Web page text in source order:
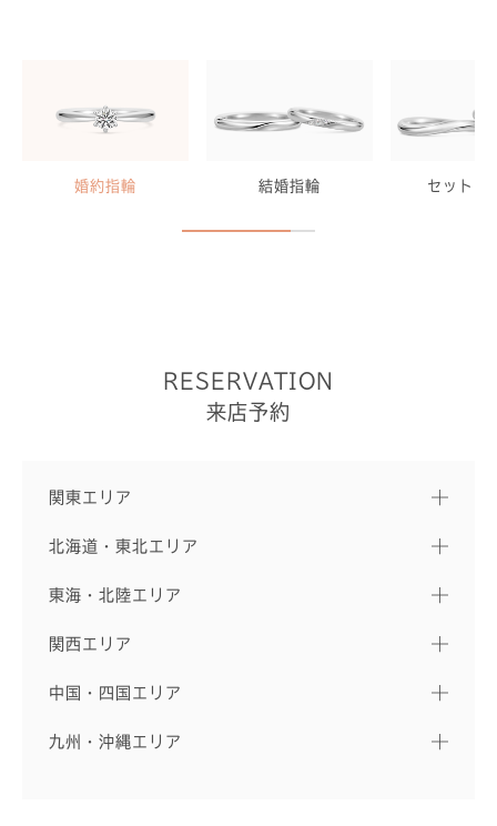
婚約指輪 結婚指輪 セットリ
RESERVATION
来店予約
関東エリア
北海道・東北エリア
東海・北陸エリア
関西エリア
中国・四国エリア
九州・沖縄エリア